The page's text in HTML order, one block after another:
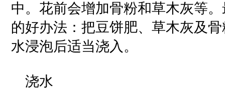
中。花前会增加骨粉和草木灰等
的好办法：把豆饼肥、草木灰及
水浸泡后适当浇入。
浇水